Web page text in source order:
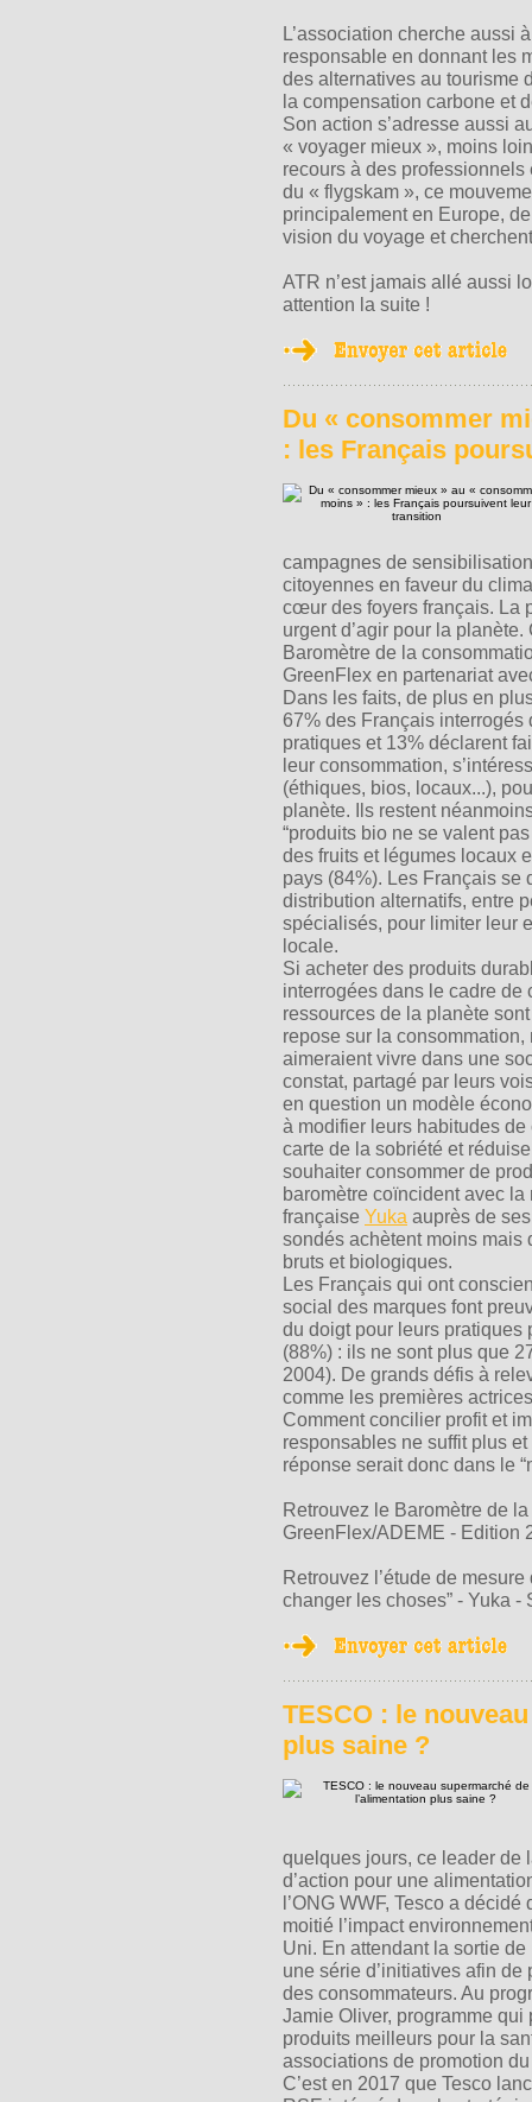
L’association cherche aussi
responsable en donnant les
des alternatives au tourisme
la compensation carbone et
Son action s’adresse aussi
« voyager mieux », moins
recours à des
du « flygskam », ce
principalement en Europe,
vision du voyage et
ATR n’est jamais allé aussi
attention la suite !
Du « consommer
: les Français
campagnes de
citoyennes en faveur du
cœur des foyers français. La
urgent d’agir pour la
Baromètre de la
GreenFlex en partenariat
Dans les faits, de plus en
67% des Français
pratiques et 13% déclarent
leur consommation,
(éthiques, bios, locaux...),
planète. Ils restent
“produits bio ne se valent
des fruits et légumes locaux
pays (84%). Les Français se
distribution alternatifs, entre
spécialisés, pour limiter leur
locale.
Si acheter des produits
interrogées dans le cadre de
ressources de la planète
repose sur la consommation,
aimeraient vivre dans une
constat, partagé par leurs
en question un modèle
à modifier leurs habitudes
carte de la sobriété et
souhaiter consommer de
baromètre coïncident avec
française Yuka auprès de
sondés achètent moins
bruts et biologiques.
Les Français qui ont
social des marques font
du doigt pour leurs pratiques
(88%) : ils ne sont plus que
2004). De grands défis à
comme les premières
Comment concilier profit et
responsables ne suffit plus
réponse serait donc dans le
Retrouvez le Baromètre de
GreenFlex/ADEME - Edition
Retrouvez l’étude de
changer les choses” - Yuka
TESCO : le
plus saine ?
quelques jours, ce leader de
d’action pour une
l’ONG WWF, Tesco a
moitié l’impact
Uni. En attendant la sortie
une série d’initiatives afin
des consommateurs. Au
Jamie Oliver, programme
produits meilleurs pour la
associations de promotion
C’est en 2017 que Tesco